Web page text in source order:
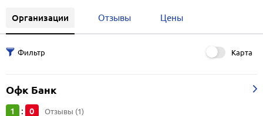
Организации Отзывы Цены
Карта
Офк Банк
1 : 0 Отзывы (1)